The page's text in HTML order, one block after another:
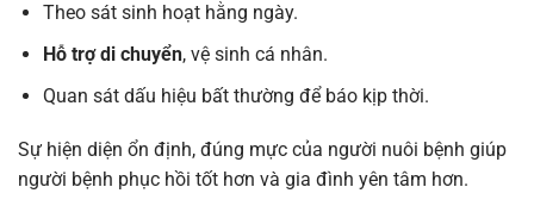
Theo sát sinh hoạt hằng ngày.
Hỗ trợ di chuyển, vệ sinh cá nhân.
Quan sát dấu hiệu bất thường để báo kịp thời.
Sự hiện diện ổn định, đúng mực của người nuôi bệnh giúp
người bệnh phục hồi tốt hơn và gia đình yên tâm hơn.